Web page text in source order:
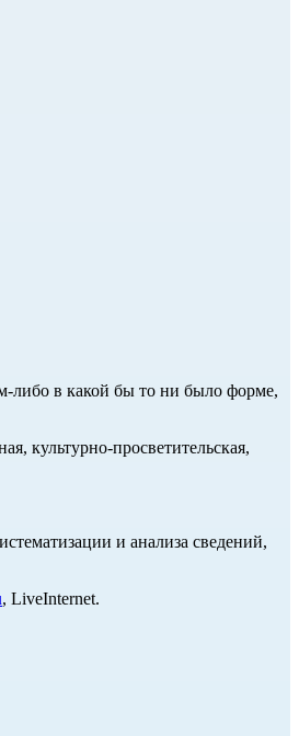
либо в какой бы то ни было форме,
культурно-просветительская,
и анализа сведений,
, LiveInternet.